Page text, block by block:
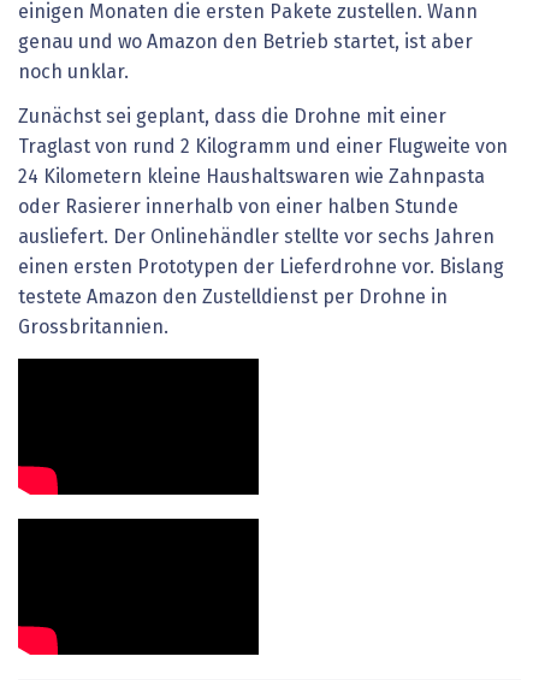
einigen Monaten die ersten Pakete zustellen. Wann
genau und wo Amazon den Betrieb startet, ist aber
noch unklar.
Zunächst sei geplant, dass die Drohne mit einer
Traglast von rund 2 Kilogramm und einer Flugweite von
24 Kilometern kleine Haushaltswaren wie Zahnpasta
oder Rasierer innerhalb von einer halben Stunde
ausliefert. Der Onlinehändler stellte vor sechs Jahren
einen ersten Prototypen der Lieferdrohne vor. Bislang
testete Amazon den Zustelldienst per Drohne in
Grossbritannien.